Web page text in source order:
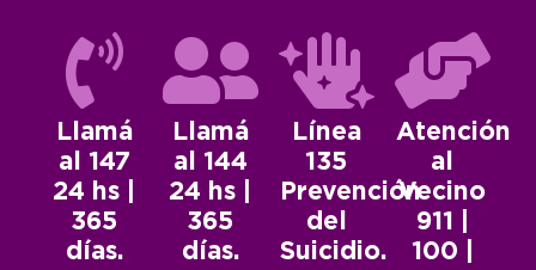
Llamá
al 147
24 hs |
365
días.
Llamá
al 144
24 hs |
365
días.
Línea
135
Prevención
del
Suicidio.
Atención
al
Vecino
911 |
100 |